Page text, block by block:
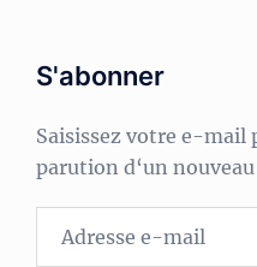
S'abonner
Saisissez votre e-mail
parution d‘un